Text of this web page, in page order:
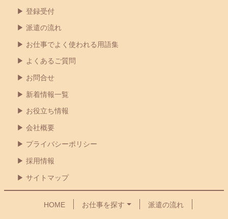
登録受付
派遣の流れ
お仕事でよく使われる用語集
よくあるご質問
お問合せ
新着情報一覧
お役立ち情報
会社概要
プライバシーポリシー
採用情報
サイトマップ
HOME お仕事を探す 派遣の流れ